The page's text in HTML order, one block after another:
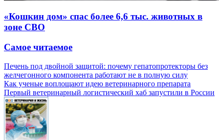
«Кошкин дом» спас более 6,6 тыс. животных в
зоне СВО
Самое читаемое
Печень под двойной защитой: почему гепатопротекторы без
желчегонного компонента работают не в полную силу
Как ученые воплощают идею ветеринарного препарата
Первый ветеринарный логистический хаб запустили в России